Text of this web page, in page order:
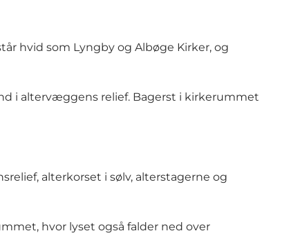
hvid som Lyngby og Albøge Kirker, og
i altervæggens relief. Bagerst i kirkerummet
alterkorset i sølv, alterstagerne og
hvor lyset også falder ned over